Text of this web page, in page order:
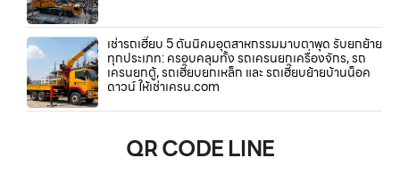
เช่ารถเฮี๊ยบ 5 ตันนิคมอุตสาหกรรมมาบตาพุด รับยกย้าย
ทุกประเภท: ครอบคลุมทั้ง รถเครนยกเครื่องจักร, รถ
เครนยกตู้, รถเฮี๊ยบยกเหล็ก และ รถเฮี๊ยบย้ายบ้านน็อค
ดาวน์ ให้เช่าเครน.com
QR CODE LINE